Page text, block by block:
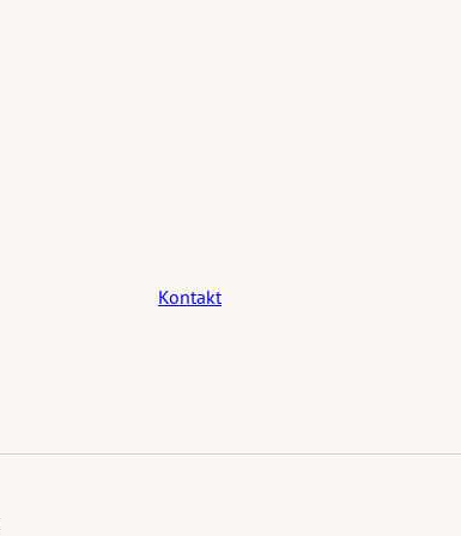
Kontakt